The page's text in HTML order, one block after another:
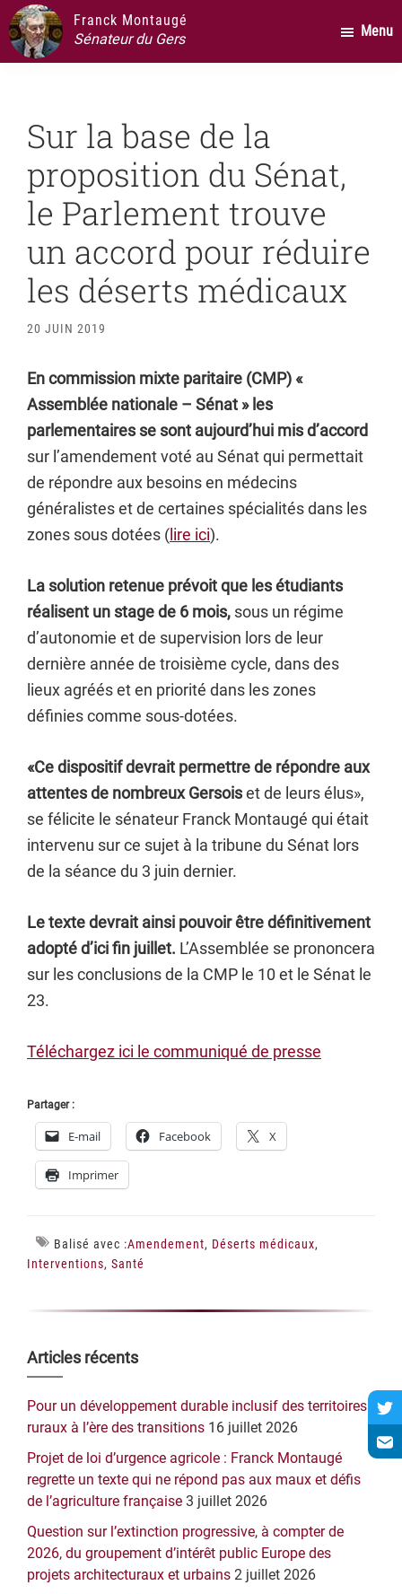
Passer
au
contenu
Passer
la
principale
Passer
au
pied
Franck Montaugé
Sénateur du Gers
Menu
Sur la base de la
proposition du Sénat,
le Parlement trouve
un accord pour réduire
les déserts médicaux
20 JUIN 2019
En commission mixte paritaire (CMP) «
Assemblée nationale – Sénat » les
parlementaires se sont aujourd’hui mis d’accord
sur l’amendement voté au Sénat qui permettait
de répondre aux besoins en médecins
généralistes et de certaines spécialités dans les
zones sous dotées ( lire ici).
La solution retenue prévoit que les étudiants
réalisent un stage de 6 mois, sous un régime
d’autonomie et de supervision lors de leur
dernière année de troisième cycle, dans des
lieux agréés et en priorité dans les zones
définies comme sous-dotées.
«Ce dispositif devrait permettre de répondre aux
attentes de nombreux Gersoiset de leurs élus»,
se félicite le sénateur Franck Montaugé qui était
intervenu sur ce sujet à la tribune du Sénat lors
de la séance du 3 juin dernier.
Le texte devrait ainsi pouvoir être définitivement
adopté d’ici fin juillet. L’Assemblée se prononcera
sur les conclusions de la CMP le 10 et le Sénat le
23.
Téléchargez ici le communiqué de presse
Partager :
E-mail Facebook X
Imprimer
Balisé avec :Amendement, Déserts médicaux,
Interventions, Santé
Barre
latérale
principale
Articles récents
Pour un développement durable inclusif des territoires
ruraux à l’ère des transitions 16 juillet 2026
Projet de loi d’urgence agricole : Franck Montaugé
regrette un texte qui ne répond pas aux maux et défis
de l’agriculture française 3 juillet 2026
Question sur l’extinction progressive, à compter de
2026, du groupement d’intérêt public Europe des
projets architecturaux et urbains 2 juillet 2026